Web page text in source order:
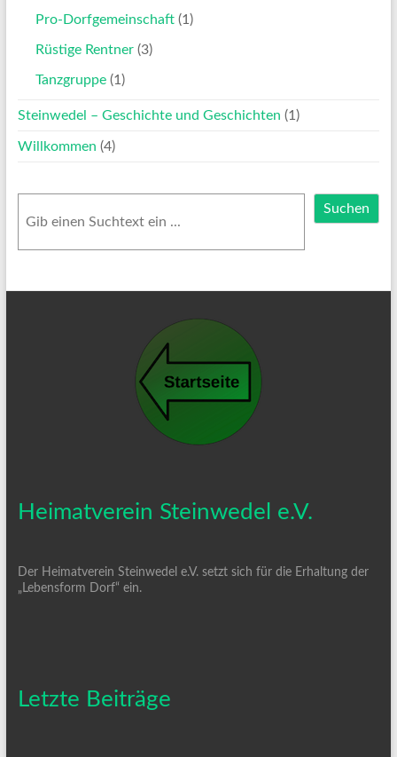
Pro-Dorfgemeinschaft(1)
Rüstige Rentner(3)
Tanzgruppe(1)
Steinwedel – Geschichte und Geschichten (1)
Willkommen (4)
Suchen
Heimatverein Steinwedel e.V.
Der Heimatverein Steinwedel e.V. setzt sich für die Erhaltung der
„Lebensform Dorf“ ein.
Letzte Beiträge